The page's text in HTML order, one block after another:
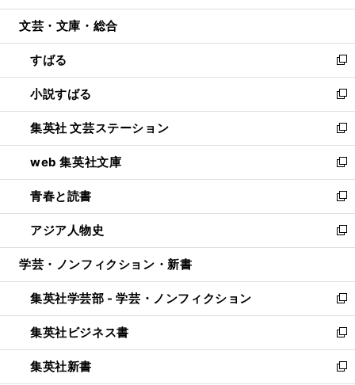
開
ウ
開
く
ン
ウ
で
開
く
ウ
ン
ド
ウ
で
開
く
文芸・文庫・総合
すばる
新
し
い
ウ
ィ
ン
ド
ウ
で
開
く
小説すばる
新
し
い
ウ
ィ
ン
ド
ウ
で
開
集英社 文芸ステーション
新
し
い
ウ
ィ
ン
ド
ウ
開
く
web 集英社文庫
新
し
い
ウ
ィ
ン
ウ
で
開
く
青春と読書
新
し
い
ウ
ン
ド
ウ
で
開
く
アジア人物史
新
し
ウ
ィ
ン
ド
ウ
で
学芸・ノンフィクション・新書
集英社学芸部 - 学芸・ノンフィクション
新
し
い
ウ
ィ
集英社ビジネス書
新
し
い
集英社新書
新